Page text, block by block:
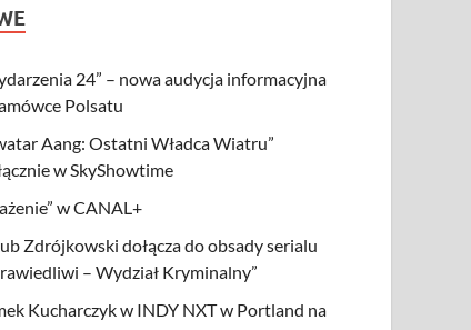
24” – nowa audycja informacyjna
Polsatu
Aang: Ostatni Władca Wiatru”
w SkyShowtime
w CANAL+
Zdrójkowski dołącza do obsady serialu
– Wydział Kryminalny”
Kucharczyk w INDY NXT w Portland na